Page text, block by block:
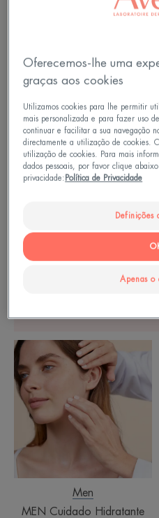
Creme regenerador celular
-
A SUA
Sabia que a
frequentemente
MEN
Cuidado
Hidratante
Antirrugas
Men
MEN Cuidado Hidratante
Oferecemos-lhe uma
graças aos cookies
Utilizamos cookies para lhe permitir
mais personalizada e para fazer uso
continuar e facilitar a sua navegação
directamente a utilização de cookies.
utilização de cookies. Para mais
dados pessoais, por favor clique
privacidade: Política de Privacidade
Definições
Apenas o